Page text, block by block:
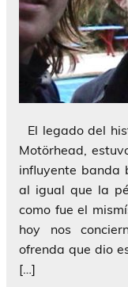
El legado del
Motörhead,
influyente banda
al igual que la
como fue el
hoy nos
ofrenda que dio
[…]